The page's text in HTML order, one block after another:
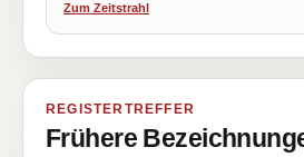
Zum Zeitstrahl
REGISTERTREFFER
Frühere